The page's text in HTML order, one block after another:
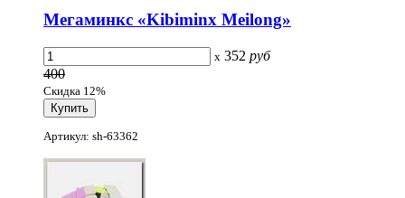
Мегаминкс «Kibiminx Meilong»
x 352 руб
400
Скидка 12%
Артикул: sh-63362